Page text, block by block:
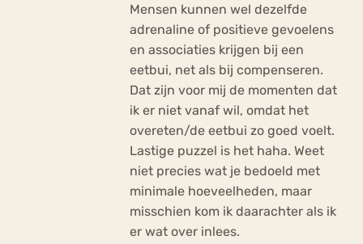
Mensen kunnen wel dezelfde
adrenaline of positieve gevoelens
en associaties krijgen bij een
eetbui, net als bij compenseren.
Dat zijn voor mij de momenten dat
ik er niet vanaf wil, omdat het
overeten/de eetbui zo goed voelt.
Lastige puzzel is het haha. Weet
niet precies wat je bedoeld met
minimale hoeveelheden, maar
misschien kom ik daarachter als ik
er wat over inlees.